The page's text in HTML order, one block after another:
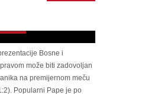
igračima nakon poraza od
Bosne i
može biti zadovoljan
na premijernom meču
Popularni Pape je po